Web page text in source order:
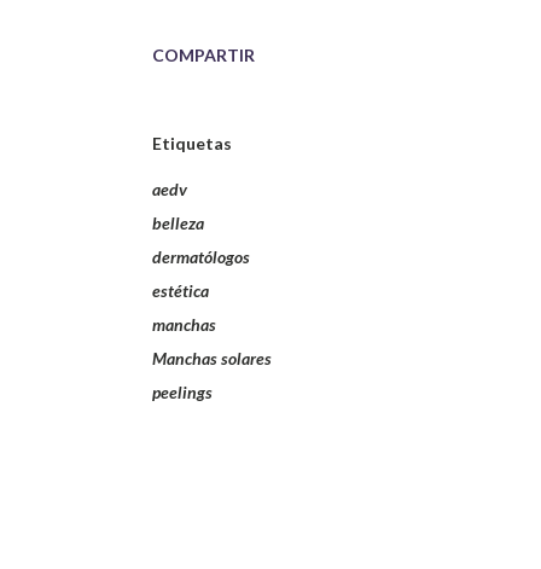
COMPARTIR
Etiquetas
aedv
belleza
dermatólogos
estética
manchas
Manchas solares
peelings